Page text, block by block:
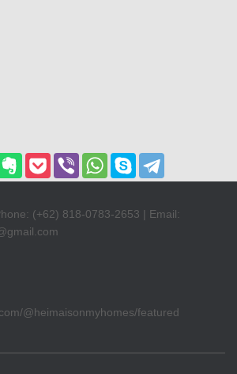
(+62) 818-0783-2653 | Email:
@heimaisonmyhomes/featured